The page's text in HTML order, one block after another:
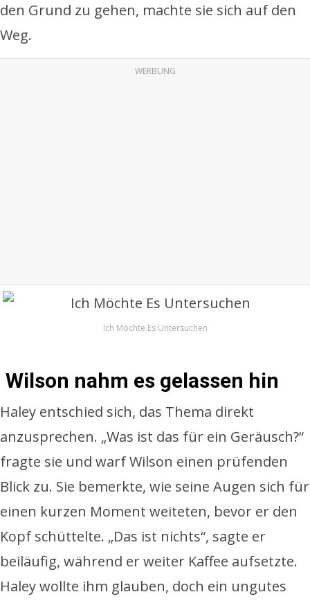
den Grund zu gehen, machte sie sich auf den
Weg.
WERBUNG
Ich Möchte Es Untersuchen
Wilson nahm es gelassen hin
Haley entschied sich, das Thema direkt
anzusprechen. „Was ist das für ein Geräusch?“
fragte sie und warf Wilson einen prüfenden
Blick zu. Sie bemerkte, wie seine Augen sich für
einen kurzen Moment weiteten, bevor er den
Kopf schüttelte. „Das ist nichts“, sagte er
beiläufig, während er weiter Kaffee aufsetzte.
Haley wollte ihm glauben, doch ein ungutes